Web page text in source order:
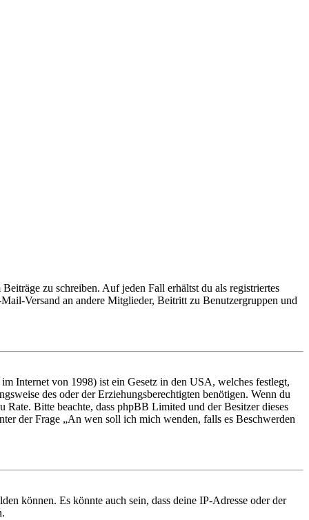
zu schreiben. Auf jeden Fall erhältst du als registriertes
Versand an andere Mitglieder, Beitritt zu Benutzergruppen und
Internet von 1998) ist ein Gesetz in den USA, welches festlegt,
des oder der Erziehungsberechtigten benötigen. Wenn du
Bitte beachte, dass phpBB Limited und der Besitzer dieses
der Frage „An wen soll ich mich wenden, falls es Beschwerden
können. Es könnte auch sein, dass deine IP-Adresse oder der